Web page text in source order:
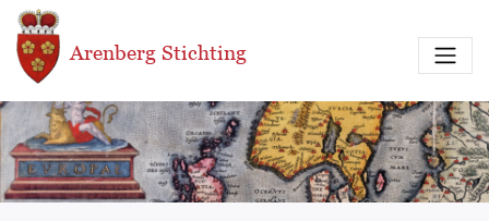
Overslaan en naar de inhoud gaan
Arenberg Stichting